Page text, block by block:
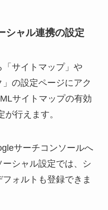
シャル連携の設定
サイトマップ」や
」の設定ページにアク
サイトマップの有効
行えます。
サーチコンソールへ
シャル設定では、シ
ォルトも登録できま